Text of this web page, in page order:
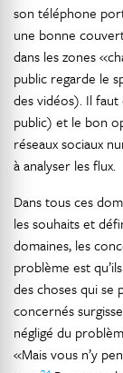
son téléphone
une bonne
dans les zones
public regarde le
des vidéos). Il
public) et le bon
réseaux sociaux
à analyser les flux.
Dans tous ces
les souhaits et
domaines, les
problème est
des choses qui se
concernés
négligé du
«Mais vous n’y